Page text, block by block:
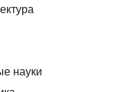
науки